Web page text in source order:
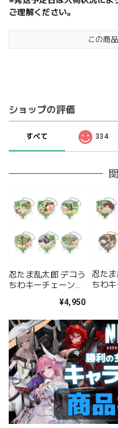
ご理解ください。
この商
ショップの評価
すべて 334
忍たま乱太郎 デコう
ちわキーチェーン
¥4,950
忍た
ちわ